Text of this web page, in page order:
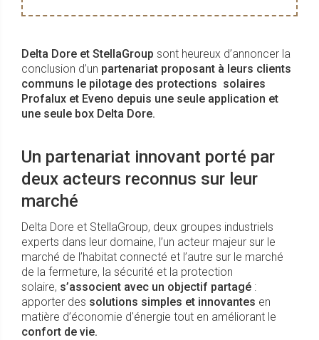
Delta Dore et StellaGroup sont heureux d’annoncer la
conclusion d’un partenariat proposant à leurs clients
communs le pilotage des protections solaires
Profalux et Eveno depuis une seule application et
une seule box Delta Dore.
Un partenariat innovant porté par
deux acteurs reconnus sur leur
marché
Delta Dore et StellaGroup, deux groupes industriels
experts dans leur domaine, l’un acteur majeur sur le
marché de l’habitat connecté et l’autre sur le marché
de la fermeture, la sécurité et la protection
solaire, s’associent avec un objectif partagé :
apporter des solutions simples et innovantes en
matière d’économie d'énergie tout en améliorant le
confort de vie.